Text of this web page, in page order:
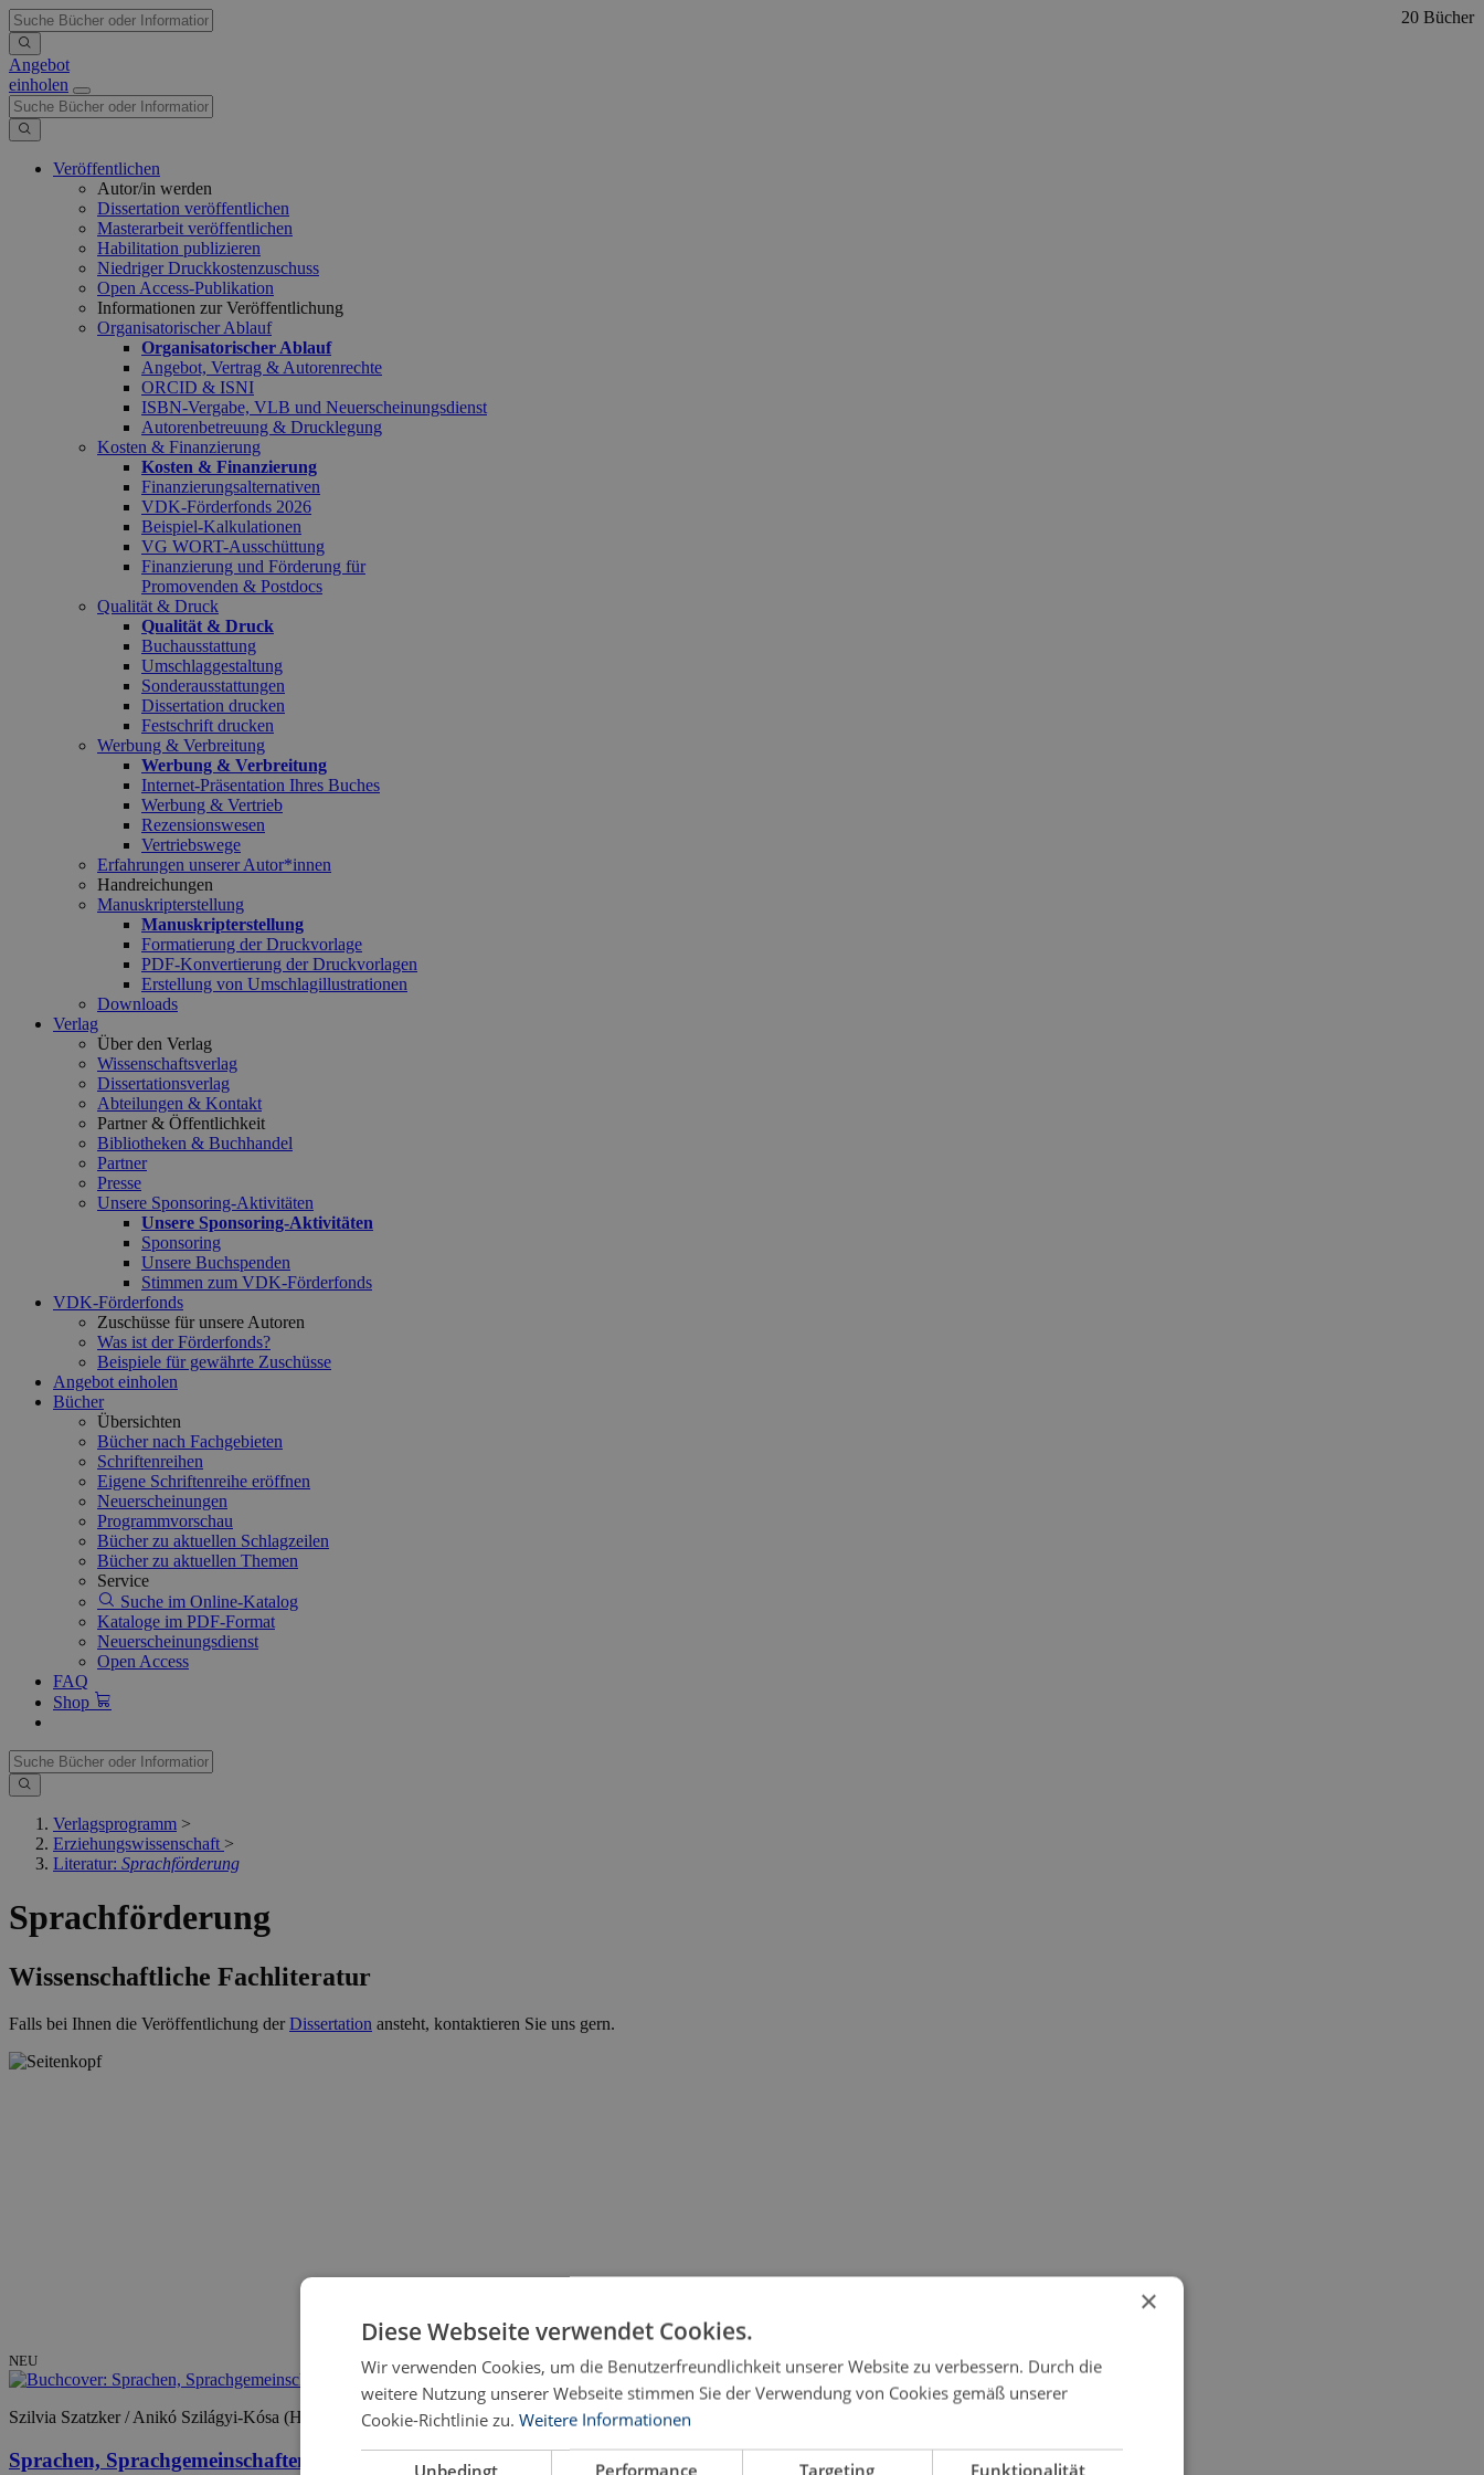
Angebot
einholen
Veröffentlichen
Autor/in werden
Dissertation veröffentlichen
Masterarbeit veröffentlichen
Habilitation publizieren
Niedriger Druckkostenzuschuss
Open Access-Publikation
Informationen zur Veröffentlichung
Organisatorischer Ablauf
Organisatorischer Ablauf
Angebot, Vertrag & Autorenrechte
ORCID & ISNI
ISBN-Vergabe, VLB und Neuerscheinungsdienst
Autorenbetreuung & Drucklegung
Kosten & Finanzierung
Kosten & Finanzierung
Finanzierungsalternativen
VDK-Förderfonds 2026
Beispiel-Kalkulationen
VG WORT-Ausschüttung
Finanzierung und Förderung für
Promovenden & Postdocs
Qualität & Druck
Qualität & Druck
Buchausstattung
Umschlaggestaltung
Sonderausstattungen
Dissertation drucken
Festschrift drucken
Werbung & Verbreitung
Werbung & Verbreitung
Internet-Präsentation Ihres Buches
Werbung & Vertrieb
Rezensionswesen
Vertriebswege
Erfahrungen unserer Autor*innen
Handreichungen
Manuskripterstellung
Manuskripterstellung
Formatierung der Druckvorlage
PDF-Konvertierung der Druckvorlagen
Erstellung von Umschlagillustrationen
Downloads
Verlag
Über den Verlag
Wissenschaftsverlag
Dissertationsverlag
Abteilungen & Kontakt
Partner & Öffentlichkeit
Bibliotheken & Buchhandel
Partner
Presse
Unsere Sponsoring-Aktivitäten
Unsere Sponsoring-Aktivitäten
Sponsoring
Unsere Buchspenden
Stimmen zum VDK-Förderfonds
VDK-Förderfonds
Zuschüsse für unsere Autoren
Was ist der Förderfonds?
Beispiele für gewährte Zuschüsse
Angebot einholen
Bücher
Übersichten
Bücher nach Fachgebieten
Schriftenreihen
Eigene Schriftenreihe eröffnen
Neuerscheinungen
Programmvorschau
Bücher zu aktuellen Schlagzeilen
Bücher zu aktuellen Themen
Service
Suche im Online-Katalog
Kataloge im PDF-Format
Neuerscheinungsdienst
Open Access
FAQ
Shop
Verlagsprogramm >
Erziehungswissenschaft >
Literatur: Sprachförderung
20 Bücher
Sprachförderung
Wissenschaftliche Fachliteratur
Falls bei Ihnen die Veröffentlichung derDissertation ansteht, kontaktieren Sie uns gern.
NEU
Szilvia Szatzker / Anikó Szilágyi-Kósa (Hrsg.)
Sprachen, Sprachgemeinschaften und Kulturräume
×
Diese Webseite verwendet Cookies.
Wir verwenden Cookies, um die Benutzerfreundlichkeit unserer Website zu verbessern. Durch die
weitere Nutzung unserer Webseite stimmen Sie der Verwendung von Cookies gemäß unserer
Cookie-Richtlinie zu. Weitere Informationen
Unbedingt
Performance Targeting Funktionalität